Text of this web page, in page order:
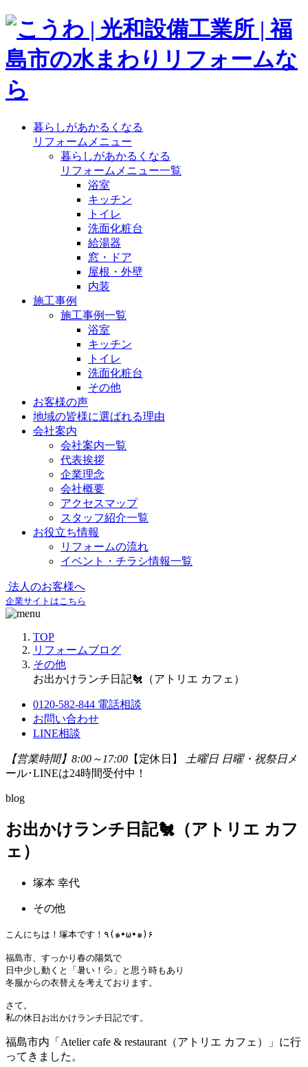
暮らしがあかるくなる
リフォームメニュー
暮らしがあかるくなる
リフォームメニュー一覧
浴室
キッチン
トイレ
洗面化粧台
給湯器
窓・ドア
屋根・外壁
内装
施工事例
施工事例一覧
浴室
キッチン
トイレ
洗面化粧台
その他
お客様の声
地域の皆様に選ばれる理由
会社案内
会社案内一覧
代表挨拶
企業理念
会社概要
アクセスマップ
スタッフ紹介一覧
お役立ち情報
リフォームの流れ
イベント・チラシ情報一覧
法人のお客様へ
企業サイトはこちら
TOP
リフォームブログ
その他
お出かけランチ日記🐔（アトリエ カフェ）
0120-582-844 電話相談
お問い合わせ
LINE相談
【営業時間】8:00～17:00 【定休日】 土曜日 日曜・祝祭日 メ
ール･LINEは24時間受付中！
blog
お出かけランチ日記🐔（アトリエ カフ
ェ）
塚本 幸代
その他
こんにちは！塚本です！ ٩ ( ๑ •ω• ๑ ) ۶
福島市、すっかり春の陽気で
日中少し動くと「暑い！💦」と思う時もあり
冬服からの衣替えを考えております。
私の休日お出かけランチ日記です。
福島市内「Atelier cafe & restaurant（アトリエ カフェ）」に行
ってきました。